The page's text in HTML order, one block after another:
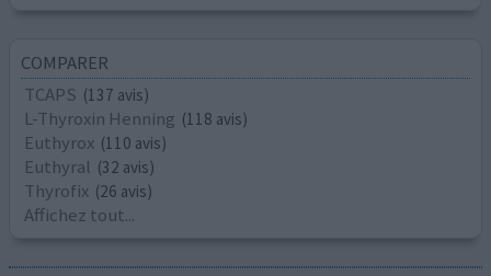
COMPARER
TCAPS (137 avis)
L-Thyroxin Henning (118 avis)
Euthyrox (110 avis)
Euthyral (32 avis)
Thyrofix (26 avis)
Affichez tout...